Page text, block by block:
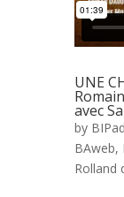
UNE
avec
by
BAweb,
Rolland